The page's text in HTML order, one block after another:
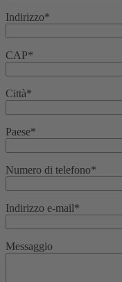
Indirizzo*
CAP*
Città*
Paese*
Numero di telefono*
Indirizzo e-mail*
Messaggio